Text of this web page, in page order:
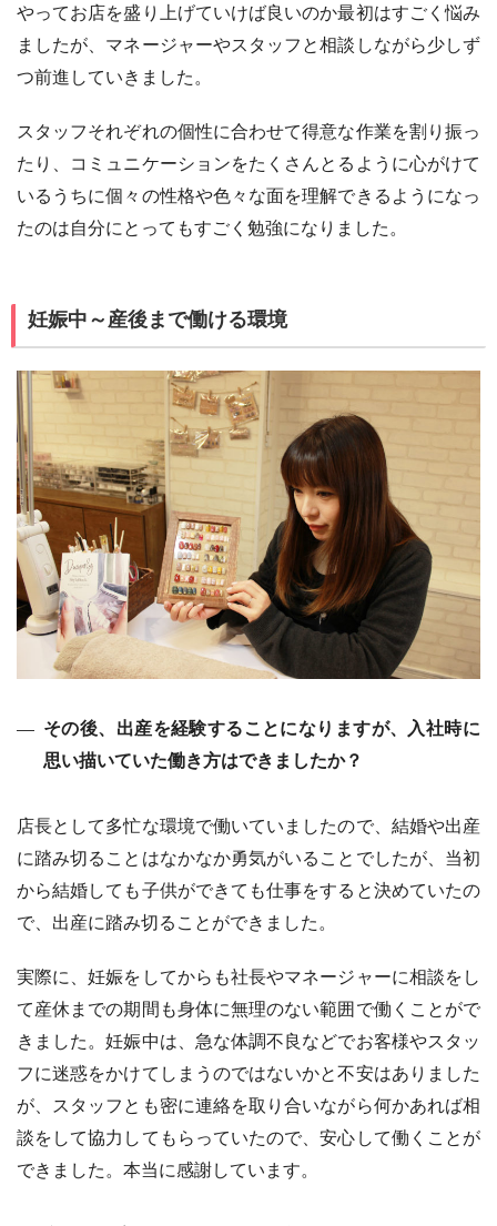
やってお店を盛り上げていけば良いのか最初はすごく悩み
ましたが、マネージャーやスタッフと相談しながら少しず
つ前進していきました。
スタッフそれぞれの個性に合わせて得意な作業を割り振っ
たり、コミュニケーションをたくさんとるように心がけて
いるうちに個々の性格や色々な面を理解できるようになっ
たのは自分にとってもすごく勉強になりました。
妊娠中～産後まで働ける環境
その後、出産を経験することになりますが、入社時に
思い描いていた働き方はできましたか？
店長として多忙な環境で働いていましたので、結婚や出産
に踏み切ることはなかなか勇気がいることでしたが、当初
から結婚しても子供ができても仕事をすると決めていたの
で、出産に踏み切ることができました。
実際に、妊娠をしてからも社長やマネージャーに相談をし
て産休までの期間も身体に無理のない範囲で働くことがで
きました。妊娠中は、急な体調不良などでお客様やスタッ
フに迷惑をかけてしまうのではないかと不安はありました
が、スタッフとも密に連絡を取り合いながら何かあれば相
談をして協力してもらっていたので、安心して働くことが
できました。本当に感謝しています。